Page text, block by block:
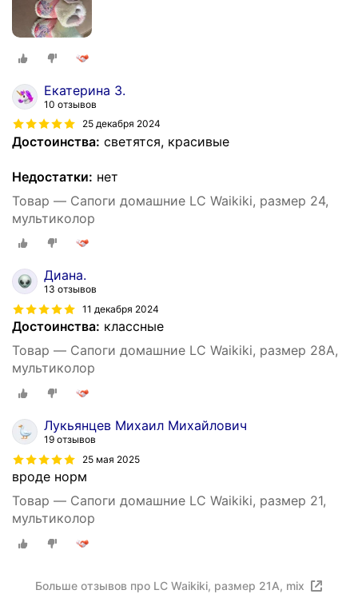
Екатерина З.
10 отзывов
25 декабря 2024
Достоинства: светятся, красивые
Недостатки: нет
Товар — Сапоги домашние LC Waikiki, размер 24,
мультиколор
Диана.
13 отзывов
11 декабря 2024
Достоинства: классные
Товар — Сапоги домашние LC Waikiki, размер 28A,
мультиколор
Лукьянцев Михаил Михайлович
19 отзывов
25 мая 2025
вроде норм
Товар — Сапоги домашние LC Waikiki, размер 21,
мультиколор
Больше отзывов про LC Waikiki, размер 21A, mix